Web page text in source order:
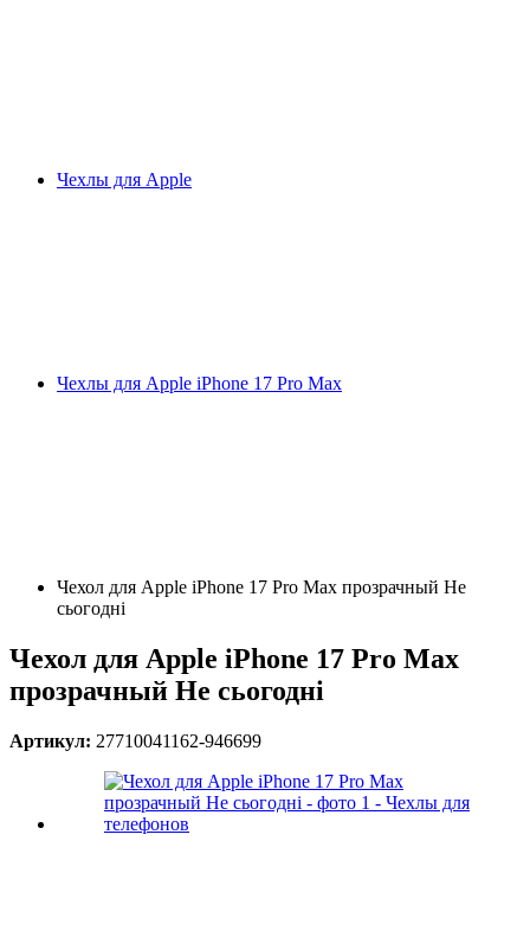
Чехлы для Apple
Чехлы для Apple iPhone 17 Pro Max
Чехол для Apple iPhone 17 Pro Max прозрачный Не
сьогодні
Чехол для Apple iPhone 17 Pro Max
прозрачный Не сьогодні
Артикул: 27710041162-946699